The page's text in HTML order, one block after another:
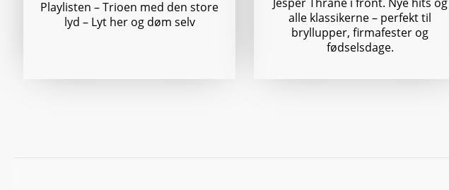
Playlisten – Trioen med den store
lyd – Lyt her og døm selv
alle klassikerne – perfekt til
bryllupper, firmafester og
fødselsdage.